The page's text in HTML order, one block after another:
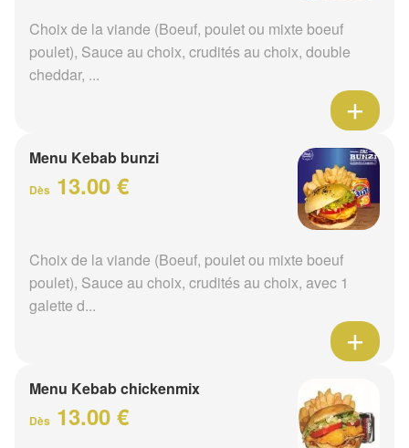
Choix de la viande (Boeuf, poulet ou mixte boeuf
poulet), Sauce au choix, crudités au choix, double
cheddar, ...
Menu Kebab bunzi
Dès 13.00 €
Choix de la viande (Boeuf, poulet ou mixte boeuf
poulet), Sauce au choix, crudités au choix, avec 1
galette d...
Menu Kebab chickenmix
Dès 13.00 €